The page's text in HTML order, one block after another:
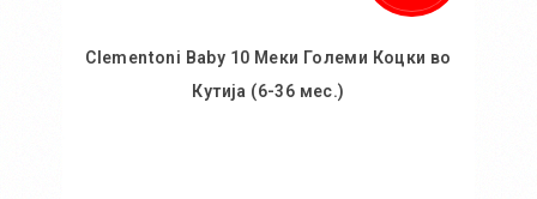
Clementoni Baby 10 Меки Големи Коцки во
Кутија (6-36 мес.)